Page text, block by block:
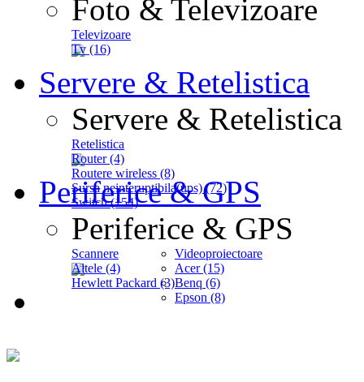
Foto & Televizoare
Televizoare
Tv (16)
Servere & Retelistica
Servere & Retelistica
Retelistica
Router (4)
Routere wireless (8)
Sursa neinteruptibila(ups) (72)
Switch (154)
Periferice & GPS
Periferice & GPS
Scannere
Altele (4)
Hewlett Packard (3)
Videoproiectoare
Acer (15)
Benq (6)
Epson (8)